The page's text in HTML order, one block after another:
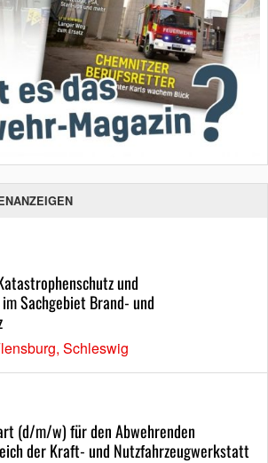
und
Sachgebiet Brand- und
Schleswig
(d/m/w) für den Abwehrenden
der Kraft- und Nutzfahrzeugwerkstatt